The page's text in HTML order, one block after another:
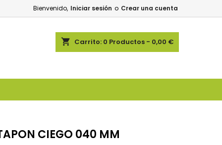
Bienvenido, Iniciar sesión o Crear una cuenta
shopping_cart Carrito: 0 Productos - 0,00 €
CIEGO 040 MM